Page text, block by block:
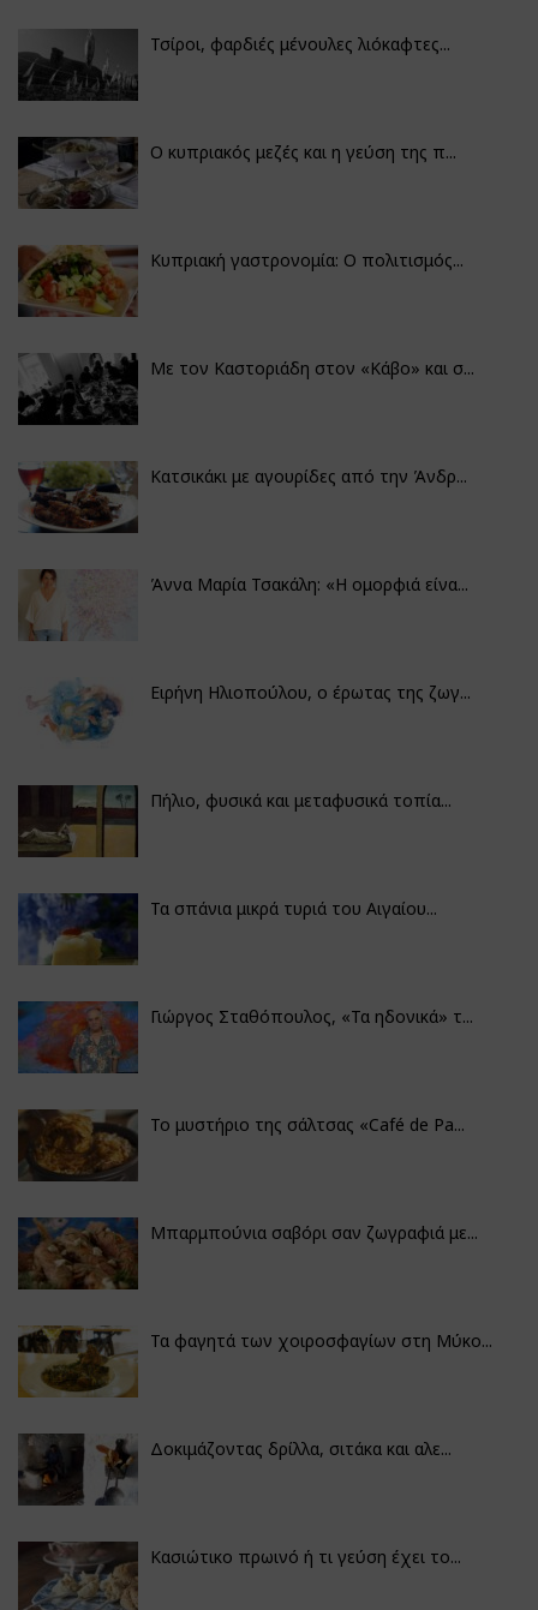
Τσίροι, φαρδιές μένουλες λιόκαφτες...
Ο κυπριακός μεζές και η γεύση της π...
Κυπριακή γαστρονομία: Ο πολιτισμός...
Με τον Καστοριάδη στον «Κάβο» και σ...
Κατσικάκι με αγουρίδες από την Άνδρ...
Άννα Μαρία Τσακάλη: «Η ομορφιά είνα...
Ειρήνη Ηλιοπούλου, ο έρωτας της ζωγ...
Πήλιο, φυσικά και μεταφυσικά τοπία...
Τα σπάνια μικρά τυριά του Αιγαίου...
Γιώργος Σταθόπουλος, «Τα ηδονικά» τ...
Το μυστήριο της σάλτσας «Café de Pa...
Μπαρμπούνια σαβόρι σαν ζωγραφιά με...
Τα φαγητά των χοιροσφαγίων στη Μύκο...
Δοκιμάζοντας δρίλλα, σιτάκα και αλε...
Κασιώτικο πρωινό ή τι γεύση έχει το...